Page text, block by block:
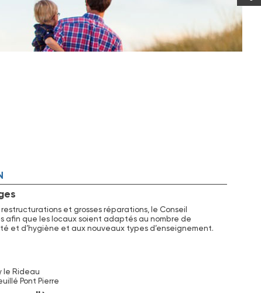
et grosses réparations, le Conseil
que les locaux soient adaptés au nombre de
et d’hygiène et aux nouveaux types d’enseignement.
le Rideau
Pont Pierre